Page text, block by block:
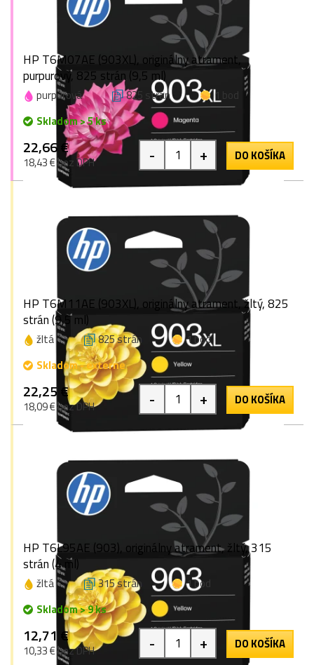
HP T6M07AE (903XL), originálny atrament,
purpurový, 825 strán (9,5 ml)
purpurová 825 strán
1 bod
Skladom > 5 ks
22,66 €
18,43 € bez DPH - + DO KOŠÍKA
HP T6M11AE (903XL), originálny atrament, žltý, 825
strán (9,5 ml)
žltá 825 strán
1 bod
Skladom - externe
22,25 €
18,09 € bez DPH - + DO KOŠÍKA
HP T6L95AE (903), originálny atrament, žltý, 315
strán (4 ml)
žltá 315 strán
1 bod
Skladom > 9 ks
12,71 €
10,33 € bez DPH - + DO KOŠÍKA